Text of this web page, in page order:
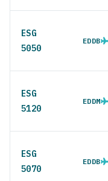
ESG
5050
EDDB
ESG
5120
EDDM
ESG
5070
EDDB